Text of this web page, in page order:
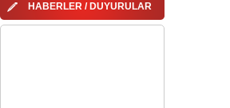
HABERLER / DUYURULAR